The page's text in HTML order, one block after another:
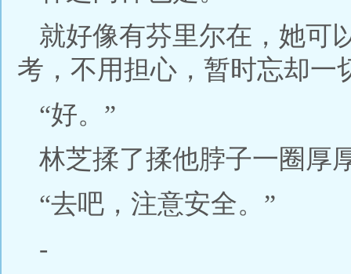
就好像有芬里尔在，她可
考，不用担心，暂时忘却一
“好。”
林芝揉了揉他脖子一圈厚
“去吧，注意安全。”
-